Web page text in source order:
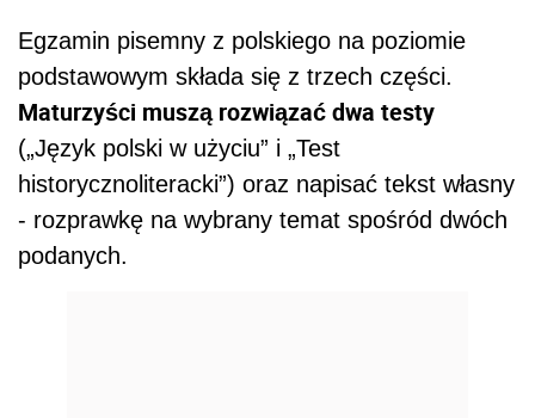
Egzamin pisemny z polskiego na poziomie
podstawowym składa się z trzech części.
Maturzyści muszą rozwiązać dwa testy
(„Język polski w użyciu” i „Test
historycznoliteracki”) oraz napisać tekst własny
- rozprawkę na wybrany temat spośród dwóch
podanych.